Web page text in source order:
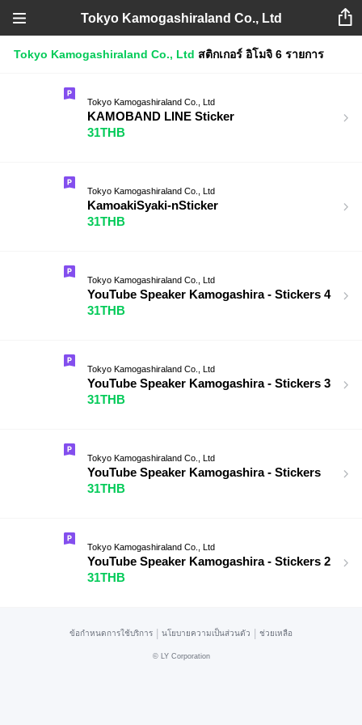
Tokyo Kamogashiraland Co., Ltd
Tokyo Kamogashiraland Co., Ltd สติกเกอร์ อิโมจิ 6 รายการ
Tokyo Kamogashiraland Co., Ltd
KAMOBAND LINE Sticker
31THB
Tokyo Kamogashiraland Co., Ltd
KamoakiSyaki-nSticker
31THB
Tokyo Kamogashiraland Co., Ltd
YouTube Speaker Kamogashira - Stickers 4
31THB
Tokyo Kamogashiraland Co., Ltd
YouTube Speaker Kamogashira - Stickers 3
31THB
Tokyo Kamogashiraland Co., Ltd
YouTube Speaker Kamogashira - Stickers
31THB
Tokyo Kamogashiraland Co., Ltd
YouTube Speaker Kamogashira - Stickers 2
31THB
ข้อกำหนดการใช้บริการ นโยบายความเป็นส่วนตัว ช่วยเหลือ
© LY Corporation